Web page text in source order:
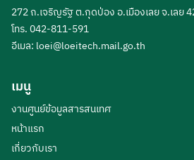
272 ถ.เจริญรัฐ ต.กุดป่อง อ.เมืองเลย จ.เลย
โทร. 042-811-591
อีเมล: loei@loeitech.mail.go.th
เมนู
งานศูนย์ข้อมูลสารสนเทศ
หน้าแรก
เกี่ยวกับเรา